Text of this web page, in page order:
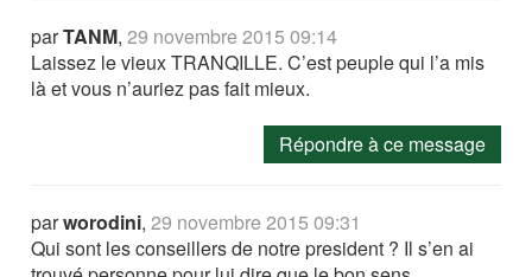
parTANM,29 novembre 2015 09:14
Laissez le vieux TRANQILLE. C’est peuple qui l’a mis
là et vous n’auriez pas fait mieux.
Répondre à ce message
parworodini,29 novembre 2015 09:31
Qui sont les conseillers de notre president ? Il s’en ai